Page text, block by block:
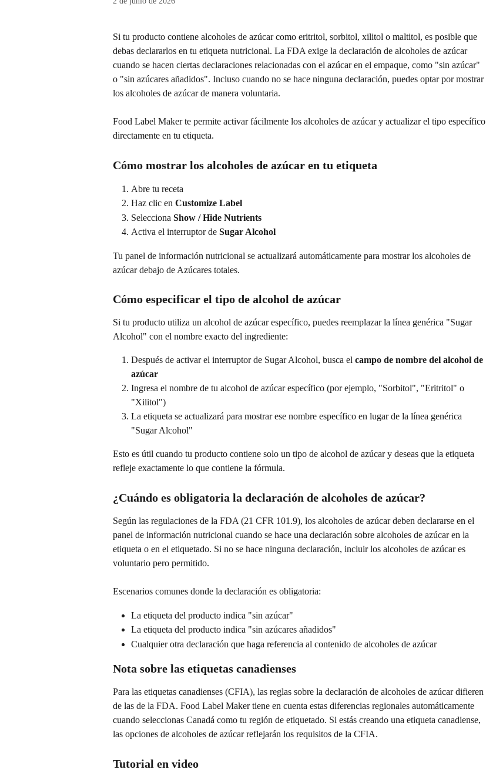
Si tu producto contiene alcoholes de azúcar como eritritol, sorbitol, xilitol o maltitol, es posible que
debas declararlos en tu etiqueta nutricional. La FDA exige la declaración de alcoholes de azúcar
cuando se hacen ciertas declaraciones relacionadas con el azúcar en el empaque, como "sin azúcar"
o "sin azúcares añadidos". Incluso cuando no se hace ninguna declaración, puedes optar por mostrar
los alcoholes de azúcar de manera voluntaria.
Food Label Maker te permite activar fácilmente los alcoholes de azúcar y actualizar el tipo específico
directamente en tu etiqueta.
Cómo mostrar los alcoholes de azúcar en tu etiqueta
Abre tu receta
Haz clic en Customize Label
Selecciona Show / Hide Nutrients
Activa el interruptor de Sugar Alcohol
Tu panel de información nutricional se actualizará automáticamente para mostrar los alcoholes de
azúcar debajo de Azúcares totales.
Cómo especificar el tipo de alcohol de azúcar
Si tu producto utiliza un alcohol de azúcar específico, puedes reemplazar la línea genérica "Sugar
Alcohol" con el nombre exacto del ingrediente:
Después de activar el interruptor de Sugar Alcohol, busca el campo de nombre del alcohol de
azúcar
Ingresa el nombre de tu alcohol de azúcar específico (por ejemplo, "Sorbitol", "Eritritol" o
"Xilitol")
La etiqueta se actualizará para mostrar ese nombre específico en lugar de la línea genérica
"Sugar Alcohol"
Esto es útil cuando tu producto contiene solo un tipo de alcohol de azúcar y deseas que la etiqueta
refleje exactamente lo que contiene la fórmula.
¿Cuándo es obligatoria la declaración de alcoholes de azúcar?
Según las regulaciones de la FDA (21 CFR 101.9), los alcoholes de azúcar deben declararse en el
panel de información nutricional cuando se hace una declaración sobre alcoholes de azúcar en la
etiqueta o en el etiquetado. Si no se hace ninguna declaración, incluir los alcoholes de azúcar es
voluntario pero permitido.
Escenarios comunes donde la declaración es obligatoria:
La etiqueta del producto indica "sin azúcar"
La etiqueta del producto indica "sin azúcares añadidos"
Cualquier otra declaración que haga referencia al contenido de alcoholes de azúcar
Nota sobre las etiquetas canadienses
Para las etiquetas canadienses (CFIA), las reglas sobre la declaración de alcoholes de azúcar difieren
de las de la FDA. Food Label Maker tiene en cuenta estas diferencias regionales automáticamente
cuando seleccionas Canadá como tu región de etiquetado. Si estás creando una etiqueta canadiense,
las opciones de alcoholes de azúcar reflejarán los requisitos de la CFIA.
Tutorial en video